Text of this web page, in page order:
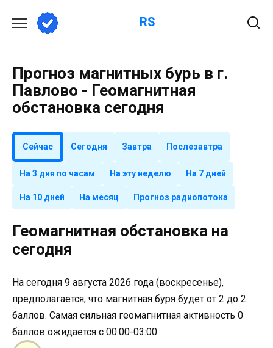
содержанию
RS
Прогноз магнитных бурь в г.
Павлово - Геомагнитная
обстановка сегодня
Сейчас Сегодня Завтра Послезавтра
На 3 дня по часам На эту неделю На 7 дней
На 10 дней На месяц Прогноз радиопотока
Геомагнитная обстановка на
сегодня
На сегодня 9 августа 2026 года (воскресенье),
предполагается, что магнитная буря будет от 2 до 2
баллов. Самая сильная геомагнитная активность 0
баллов ожидается с 00:00-03:00.